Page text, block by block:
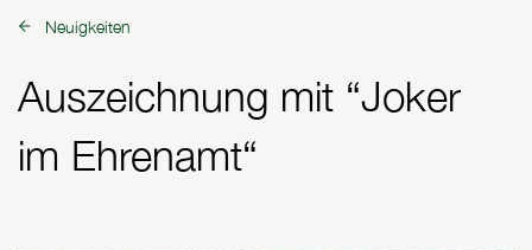
zurück zu:
Neuigkeiten
Auszeichnung mit “Joker
im Ehrenamt“